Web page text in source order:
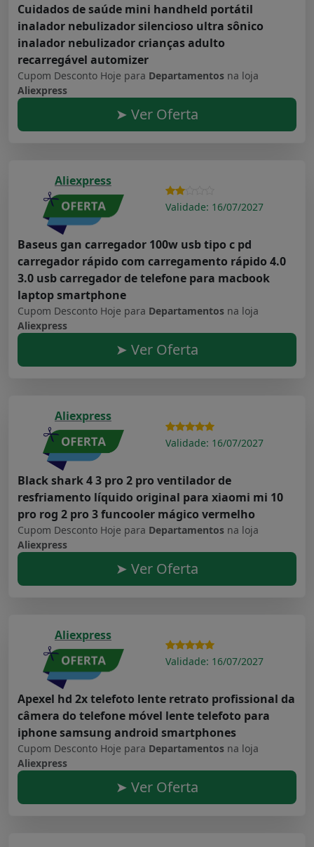
Cuidados de saúde mini handheld portátil
inalador nebulizador silencioso ultra sônico
inalador nebulizador crianças adulto
recarregável automizer
Cupom Desconto Hoje para Departamentos na loja
Aliexpress
➤ Ver Oferta
Aliexpress
Validade: 16/07/2027
Baseus gan carregador 100w usb tipo c pd
carregador rápido com carregamento rápido 4.0
3.0 usb carregador de telefone para macbook
laptop smartphone
Cupom Desconto Hoje para Departamentos na loja
Aliexpress
➤ Ver Oferta
Aliexpress
Validade: 16/07/2027
Black shark 4 3 pro 2 pro ventilador de
resfriamento líquido original para xiaomi mi 10
pro rog 2 pro 3 funcooler mágico vermelho
Cupom Desconto Hoje para Departamentos na loja
Aliexpress
➤ Ver Oferta
Aliexpress
Validade: 16/07/2027
Apexel hd 2x telefoto lente retrato profissional da
câmera do telefone móvel lente telefoto para
iphone samsung android smartphones
Cupom Desconto Hoje para Departamentos na loja
Aliexpress
➤ Ver Oferta